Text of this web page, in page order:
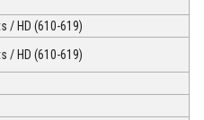
/ HD (610-619)
/ HD (610-619)